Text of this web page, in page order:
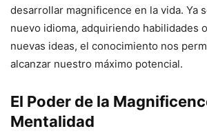
desarrollar magnificence en la vida. Ya
nuevo idioma, adquiriendo habilidades
nuevas ideas, el conocimiento nos
alcanzar nuestro máximo potencial.
El Poder de la
Mentalidad